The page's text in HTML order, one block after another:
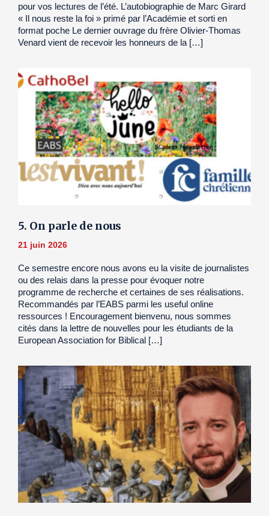
pour vos lectures de l’été. L’autobiographie de Marc Girard
« Il nous reste la foi » primé par l’Académie et sorti en
format poche Le dernier ouvrage du frère Olivier-Thomas
Venard vient de recevoir les honneurs de la […]
5. On parle de nous
21 juin 2026
Ce semestre encore nous avons eu la visite de journalistes
ou des relais dans la presse pour évoquer notre
programme de recherche et certaines de ses réalisations.
Recommandés par l’EABS parmi les useful online
ressources ! Encouragement bienvenu, nous sommes
cités dans la lettre de nouvelles pour les étudiants de la
European Association for Biblical […]